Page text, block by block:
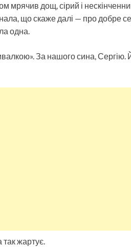
мрячив дощ, сірий і
що скаже далі — про добре
одна.
За нашого сина, Сергію.
жартує.